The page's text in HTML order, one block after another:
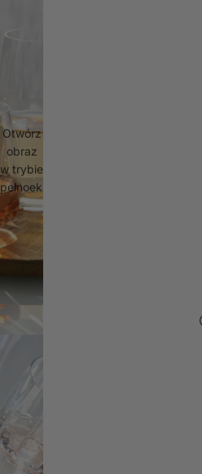
Otwórz
obraz
w trybie
pełnoekranowym